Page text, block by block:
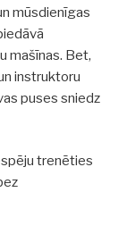
mūsdienīgas
mašīnas. Bet,
instruktoru
puses sniedz
trenēties